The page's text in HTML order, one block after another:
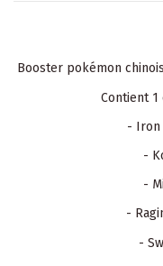
Booster pokémon
Contient
- Iron
-
-
-
-